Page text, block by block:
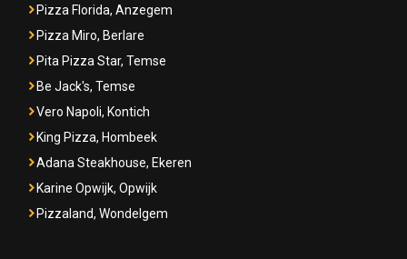
Pizza Florida, Anzegem
Pizza Miro, Berlare
Pita Pizza Star, Temse
Be Jack's, Temse
Vero Napoli, Kontich
King Pizza, Hombeek
Adana Steakhouse, Ekeren
Karine Opwijk, Opwijk
Pizzaland, Wondelgem